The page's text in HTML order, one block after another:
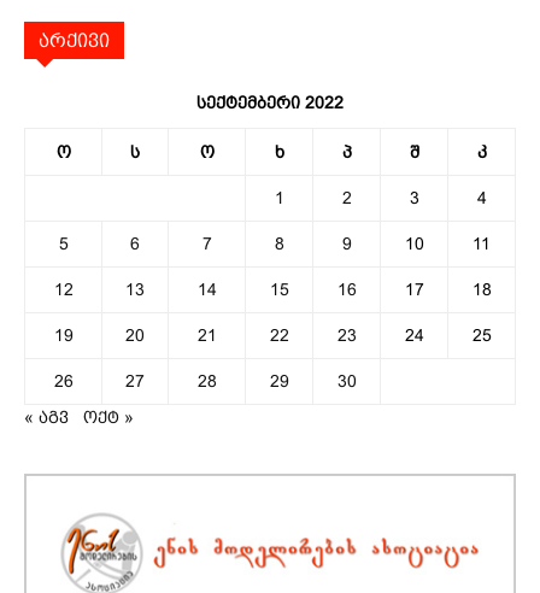
არქივი
სექტემბერი 2022
ო ს ო ხ პ შ კ
1 2 3 4
5 6 7 8 9 10 11
12 13 14 15 16 17 18
19 20 21 22 23 24 25
26 27 28 29
30
« აგვ
ოქტ »